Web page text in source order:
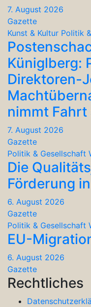
7. August 2026
Gazette
Kunst & Kultur Politik
Küniglberg:
Direktoren-
nimmt Fahrt
7. August 2026
Gazette
Politik & Gesellschaft
Die
Förderung
6. August 2026
Gazette
Politik & Gesellschaft
EU-
6. August 2026
Gazette
Rechtliches